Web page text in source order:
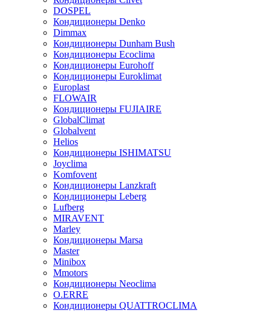
DOSPEL
Кондиционеры Denko
Dimmax
Кондиционеры Dunham Bush
Кондиционеры Ecoclima
Кондиционеры Eurohoff
Кондиционеры Euroklimat
Europlast
FLOWAIR
Кондиционеры FUJIAIRE
GlobalClimat
Globalvent
Helios
Кондиционеры ISHIMATSU
Joyclima
Komfovent
Кондиционеры Lanzkraft
Кондиционеры Leberg
Lufberg
MIRAVENT
Marley
Кондиционеры Marsa
Master
Minibox
Mmotors
Кондиционеры Neoclima
O.ERRE
Кондиционеры QUATTROCLIMA